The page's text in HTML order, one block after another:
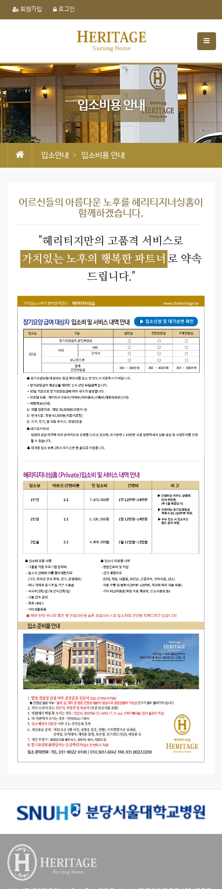
회원가입 로그인
입소비용 안내
입소안내 입소비용 안내
어르신들의 아름다운 노후를 헤리티지너싱홈이
함께하겠습니다.
"헤리티지만의 고품격 서비스로
가치있는 노후의 행복한 파트너 로 약속
드립니다."